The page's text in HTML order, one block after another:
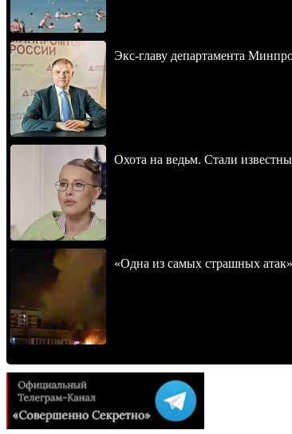
Экс-главу департамента
Охота на ведьм. Стали
«Одна из самых страшных